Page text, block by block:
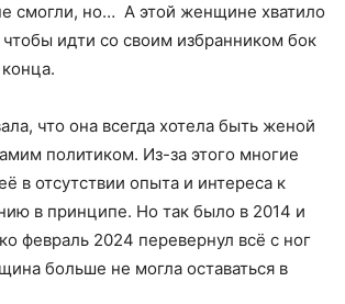
смогли, но… А этой женщине хватило
идти со своим избранником бок
что она всегда хотела быть женой
политиком. Из-за этого многие
в отсутствии опыта и интереса к
в принципе. Но так было в 2014 и
февраль 2024 перевернул всё с ног
больше не могла оставаться в